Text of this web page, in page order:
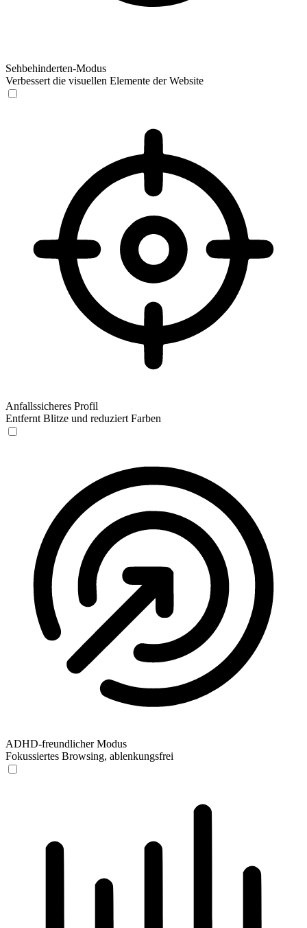
Sehbehinderten-Modus
Verbessert die visuellen Elemente der Website
Anfallssicheres Profil
Entfernt Blitze und reduziert Farben
ADHD-freundlicher Modus
Fokussiertes Browsing, ablenkungsfrei